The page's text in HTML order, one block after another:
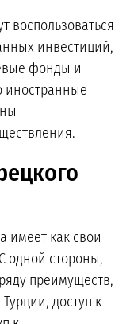
воспользоваться
инвестиций,
фонды и
иностранные
имеет как свои
одной стороны,
преимуществ,
доступ к